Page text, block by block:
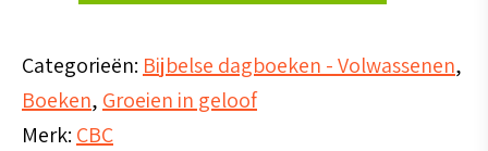
Duizendmaal
aantal
Categorieën: Bijbelse dagboeken - Volwassenen,
Boeken, Groeien in geloof
Merk: CBC